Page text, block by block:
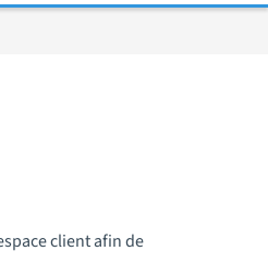
client afin de